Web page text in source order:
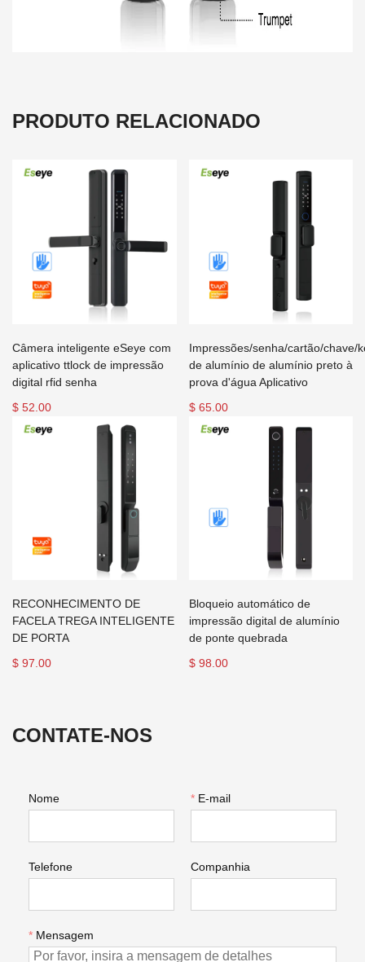
PRODUTO RELACIONADO
Câmera inteligente eSeye com
aplicativo ttlock de impressão
digital rfid senha
$ 52.00
Impressões/senha/cartão/chave/
de alumínio de alumínio preto à
prova d'água Aplicativo
$ 65.00
RECONHECIMENTO DE
FACELA TREGA INTELIGENTE
DE PORTA
$ 97.00
Bloqueio automático de
impressão digital de alumínio
de ponte quebrada
$ 98.00
CONTATE-NOS
Nome * E-mail
Telefone Companhia
* Mensagem